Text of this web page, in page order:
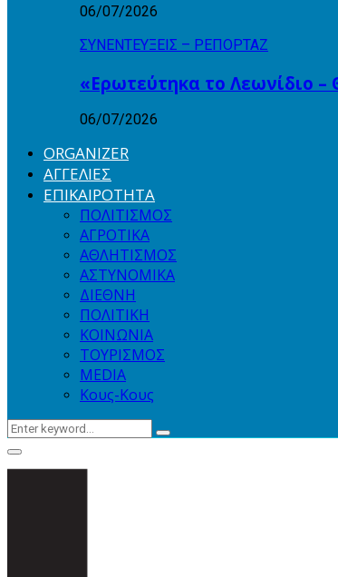
06/07/2026
ΣΥΝΕΝΤΕΥΞΕΙΣ – ΡΕΠΟΡΤΑΖ
«Ερωτεύτηκα το Λεωνίδιο
06/07/2026
ORGANIZER
ΑΓΓΕΛΙΕΣ
ΕΠΙΚΑΙΡΟΤΗΤΑ
ΠΟΛΙΤΙΣΜΟΣ
ΑΓΡΟΤΙΚΑ
ΑΘΛΗΤΙΣΜΟΣ
ΑΣΤΥΝΟΜΙΚΑ
ΔΙΕΘΝΗ
ΠΟΛΙΤΙΚΗ
ΚΟΙΝΩΝΙΑ
ΤΟΥΡΙΣΜΟΣ
MEDIA
Κους-Κους
Search
Search
Primary
Menu